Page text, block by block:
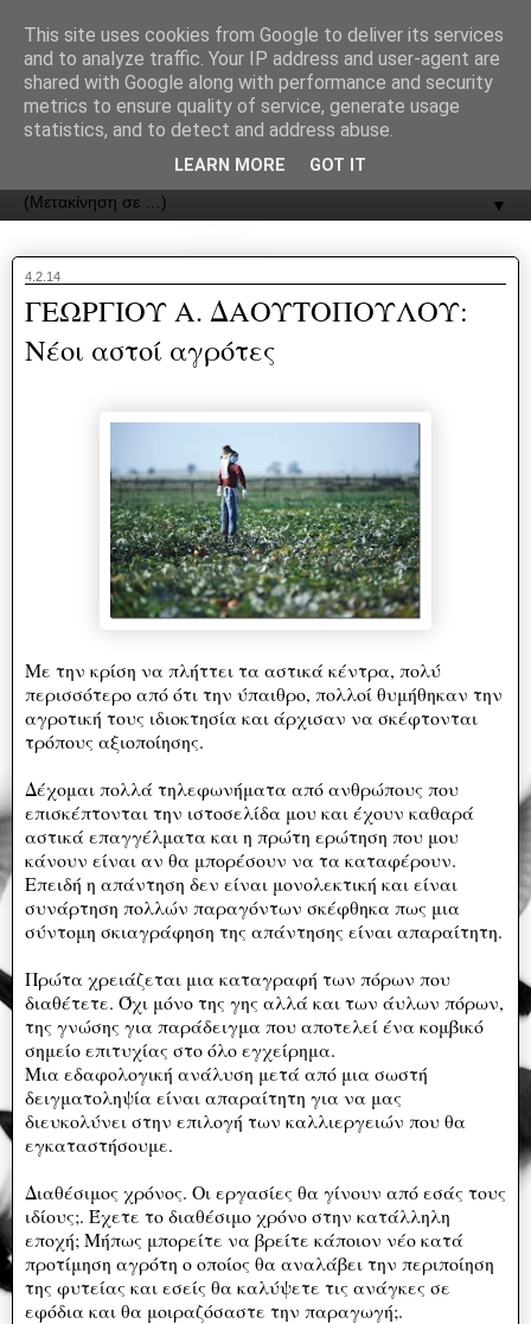
ΟΔΟΣ
▼
4.2.14
ΓΕΩΡΓΙΟΥ Α. ΔΑΟΥΤΟΠΟΥΛΟΥ:
Νέοι αστοί αγρότες
Με την κρίση να πλήττει τα αστικά κέντρα, πολύ
περισσότερο από ότι την ύπαιθρο, πολλοί θυμήθηκαν την
αγροτική τους ιδιοκτησία και άρχισαν να σκέφτονται
τρόπους αξιοποίησης.
Δέχομαι πολλά τηλεφωνήματα από ανθρώπους που
επισκέπτονται την ιστοσελίδα μου και έχουν καθαρά
αστικά επαγγέλματα και η πρώτη ερώτηση που μου
κάνουν είναι αν θα μπορέσουν να τα καταφέρουν.
Επειδή η απάντηση δεν είναι μονολεκτική και είναι
συνάρτηση πολλών παραγόντων σκέφθηκα πως μια
σύντομη σκιαγράφηση της απάντησης είναι απαραίτητη.
Πρώτα χρειάζεται μια καταγραφή των πόρων που
διαθέτετε. Όχι μόνο της γης αλλά και των άυλων πόρων,
της γνώσης για παράδειγμα που αποτελεί ένα κομβικό
σημείο επιτυχίας στο όλο εγχείρημα.
Μια εδαφολογική ανάλυση μετά από μια σωστή
δειγματοληψία είναι απαραίτητη για να μας
διευκολύνει στην επιλογή των καλλιεργειών που θα
εγκαταστήσουμε.
Διαθέσιμος χρόνος. Οι εργασίες θα γίνουν από εσάς τους
ιδίους;. Έχετε το διαθέσιμο χρόνο στην κατάλληλη
εποχή; Μήπως μπορείτε να βρείτε κάποιον νέο κατά
προτίμηση αγρότη ο οποίος θα αναλάβει την περιποίηση
της φυτείας και εσείς θα καλύψετε τις ανάγκες σε
εφόδια και θα μοιραζόσαστε την παραγωγή;.
This site uses cookies from Google to deliver its services
and to analyze traffic. Your IP address and user-agent are
shared with Google along with performance and security
metrics to ensure quality of service, generate usage
statistics, and to detect and address abuse.
LEARN MORE GOT IT